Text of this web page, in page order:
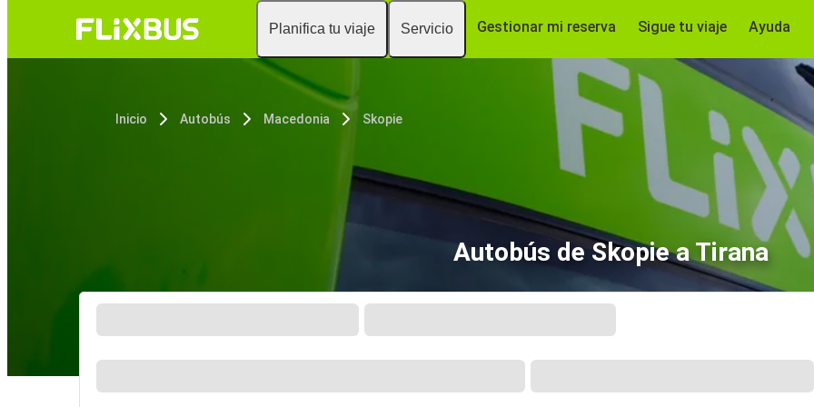
Planifica tu viaje Servicio Gestionar mi reserva Sigue tu viaje Ayuda
Inicio Autobús Macedonia Skopie
Autobús de Skopie a Tirana